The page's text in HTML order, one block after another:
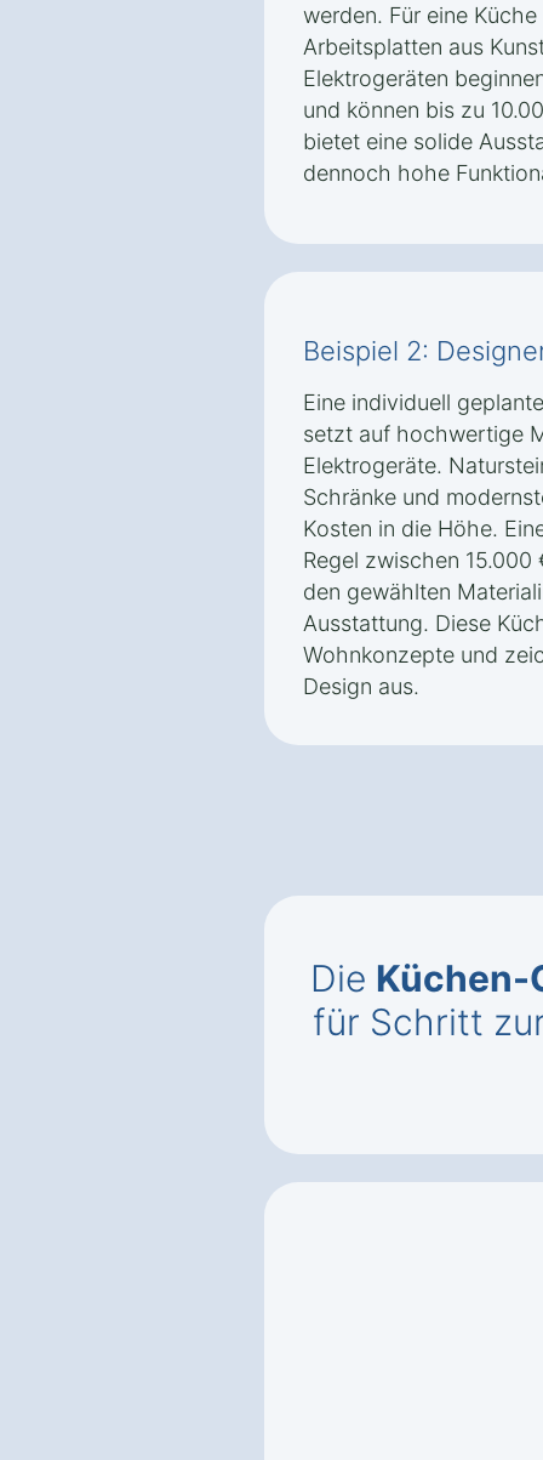
werden. Für eine
Arbeitsplatten aus
Elektrogeräten
und können bis zu
bietet eine solide
dennoch hohe
Beispiel 2:
Eine individuell
setzt auf hochwertige
Elektrogeräte.
Schränke und
Kosten in die Höhe.
Regel zwischen
den gewählten
Ausstattung. Diese
Wohnkonzepte und
Design aus.
Die Küchen-
für Schritt